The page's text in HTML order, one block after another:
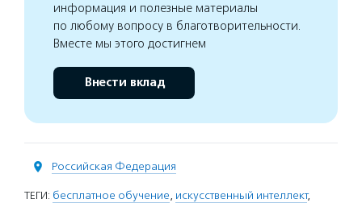
информация и полезные материалы
по любому вопросу в благотворительности.
Вместе мы этого достигнем
Внести вклад
Российская Федерация
ТЕГИ: бесплатное обучение, искусственный интеллект,